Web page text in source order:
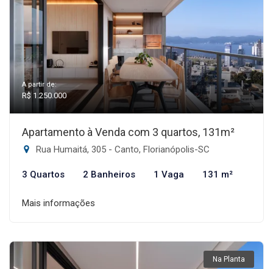
A partir de:
R$ 1.250.000
Apartamento à Venda com 3 quartos, 131m²
Rua Humaitá, 305 - Canto, Florianópolis-SC
3 Quartos 2 Banheiros 1 Vaga 131 m²
Mais informações
Na Planta